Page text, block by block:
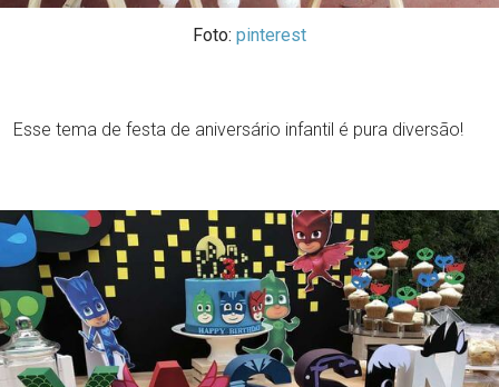
Foto: pinterest
Esse tema de festa de aniversário infantil é pura diversão!